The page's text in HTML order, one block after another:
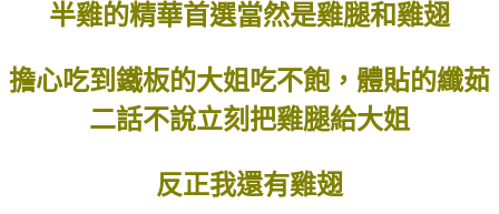
半雞的精華首選當然是雞腿和雞翅
擔心吃到鐵板的大姐吃不飽，體貼的纖茹
二話不說立刻把雞腿給大姐
反正我還有雞翅